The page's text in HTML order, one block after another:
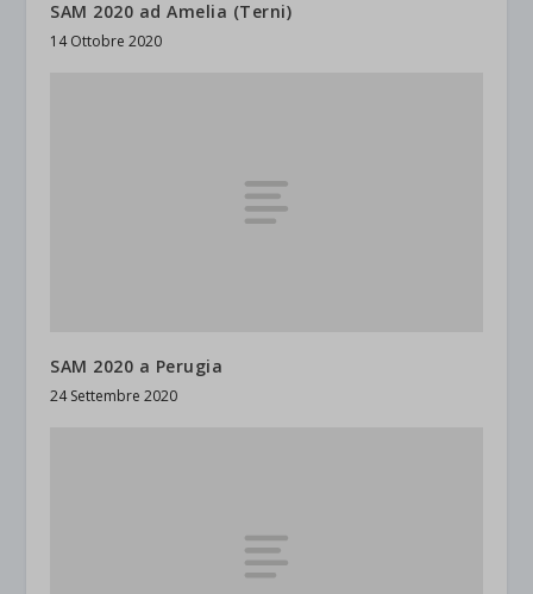
SAM 2020 ad Amelia (Terni)
14 Ottobre 2020
SAM 2020 a Perugia
24 Settembre 2020